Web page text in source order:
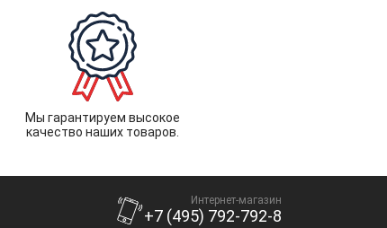
Мы гарантируем высокое
качество наших товаров.
Интернет-магазин
+7 (495) 792-792-8